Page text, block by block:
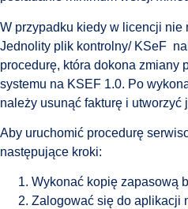
W przypadku kiedy w licencji nie
Jednolity plik kontrolny/ KSeF
procedurę, która dokona zmiany
systemu na KSEF 1.0. Po
należy usunąć fakturę i utworzyć
Aby uruchomić procedurę
następujące kroki:
Wykonać kopię zapasową
Zalogować się do aplikacji